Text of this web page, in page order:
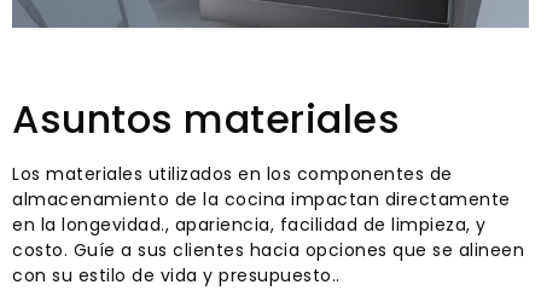
Asuntos materiales
Los materiales utilizados en los componentes de
almacenamiento de la cocina impactan directamente
en la longevidad., apariencia, facilidad de limpieza, y
costo. Guíe a sus clientes hacia opciones que se alineen
con su estilo de vida y presupuesto..